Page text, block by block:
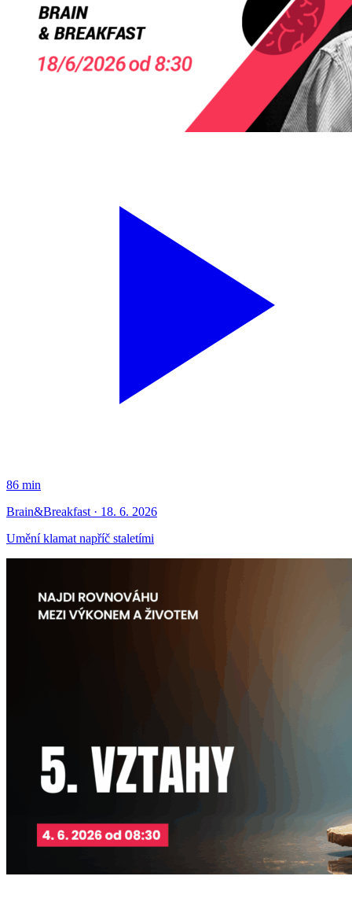
86 min
Brain&Breakfast · 18. 6. 2026
Umění klamat napříč staletími